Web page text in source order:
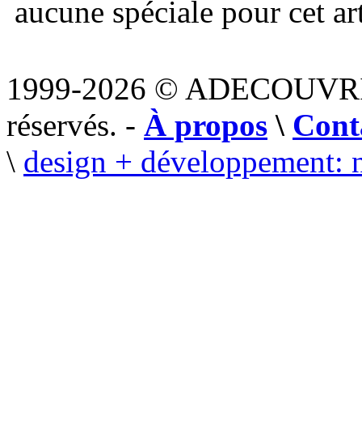
aucune spéciale pour cet
1999-2026 ©
réservés. - À propos \
\ design + développement: